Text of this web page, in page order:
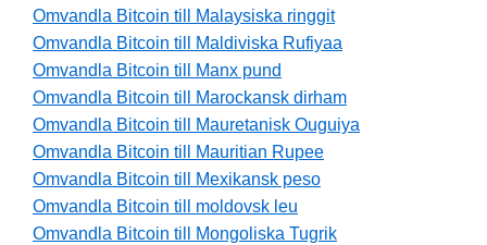
Omvandla Bitcoin till Malaysiska ringgit
Omvandla Bitcoin till Maldiviska Rufiyaa
Omvandla Bitcoin till Manx pund
Omvandla Bitcoin till Marockansk dirham
Omvandla Bitcoin till Mauretanisk Ouguiya
Omvandla Bitcoin till Mauritian Rupee
Omvandla Bitcoin till Mexikansk peso
Omvandla Bitcoin till moldovsk leu
Omvandla Bitcoin till Mongoliska Tugrik